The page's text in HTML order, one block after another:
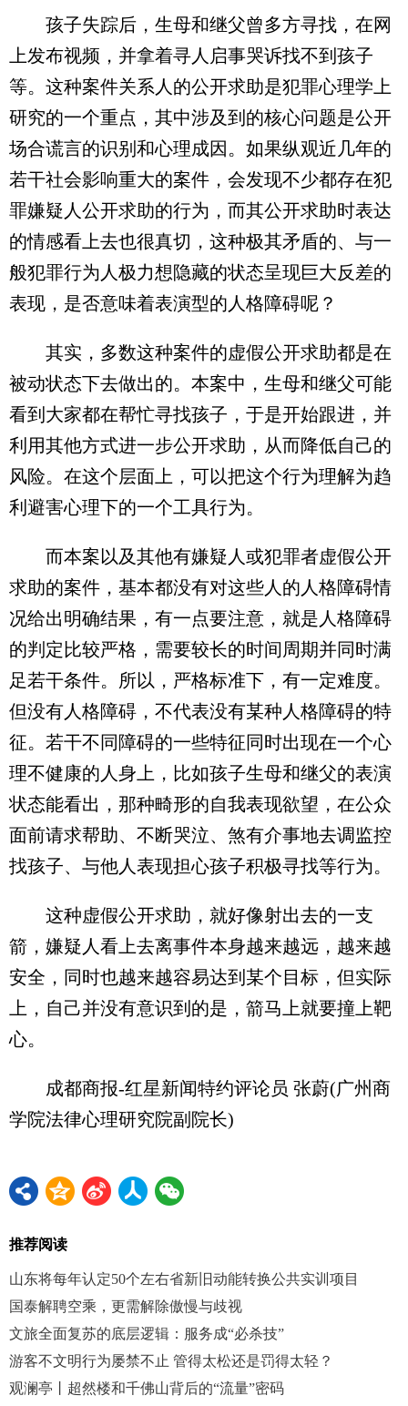
孩子失踪后，生母和继父曾多方寻找，在网
上发布视频，并拿着寻人启事哭诉找不到孩子
等。这种案件关系人的公开求助是犯罪心理学上
研究的一个重点，其中涉及到的核心问题是公开
场合谎言的识别和心理成因。如果纵观近几年的
若干社会影响重大的案件，会发现不少都存在犯
罪嫌疑人公开求助的行为，而其公开求助时表达
的情感看上去也很真切，这种极其矛盾的、与一
般犯罪行为人极力想隐藏的状态呈现巨大反差的
表现，是否意味着表演型的人格障碍呢？
其实，多数这种案件的虚假公开求助都是在
被动状态下去做出的。本案中，生母和继父可能
看到大家都在帮忙寻找孩子，于是开始跟进，并
利用其他方式进一步公开求助，从而降低自己的
风险。在这个层面上，可以把这个行为理解为趋
利避害心理下的一个工具行为。
而本案以及其他有嫌疑人或犯罪者虚假公开
求助的案件，基本都没有对这些人的人格障碍情
况给出明确结果，有一点要注意，就是人格障碍
的判定比较严格，需要较长的时间周期并同时满
足若干条件。所以，严格标准下，有一定难度。
但没有人格障碍，不代表没有某种人格障碍的特
征。若干不同障碍的一些特征同时出现在一个心
理不健康的人身上，比如孩子生母和继父的表演
状态能看出，那种畸形的自我表现欲望，在公众
面前请求帮助、不断哭泣、煞有介事地去调监控
找孩子、与他人表现担心孩子积极寻找等行为。
这种虚假公开求助，就好像射出去的一支
箭，嫌疑人看上去离事件本身越来越远，越来越
安全，同时也越来越容易达到某个目标，但实际
上，自己并没有意识到的是，箭马上就要撞上靶
心。
成都商报-红星新闻特约评论员 张蔚(广州商
学院法律心理研究院副院长)
推荐阅读
山东将每年认定50个左右省新旧动能转换公共实训项目
国泰解聘空乘，更需解除傲慢与歧视
文旅全面复苏的底层逻辑：服务成“必杀技”
游客不文明行为屡禁不止 管得太松还是罚得太轻？
观澜亭丨超然楼和千佛山背后的“流量”密码